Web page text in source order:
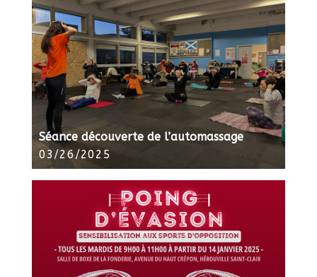
Séance découverte de l’automassage
03/26/2025